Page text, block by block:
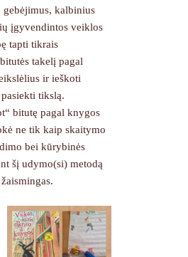
kalbinius
įgyvendintos veiklos
tapti tikrais
takelį pagal
ir ieškoti
tikslą.
bitutę pagal knygos
ne tik kaip skaitymo
bei kūrybinės
šį udymo(si) metodą